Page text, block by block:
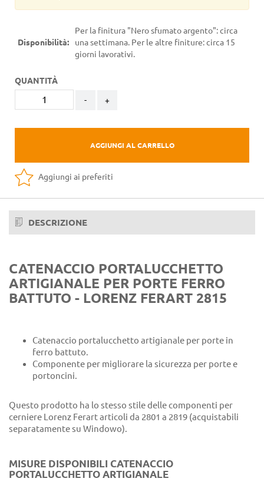
Disponibilità:
Per la finitura "Nero sfumato argento": circa
una settimana. Per le altre finiture: circa 15
giorni lavorativi.
QUANTITÀ
- +
AGGIUNGI AL CARRELLO
Aggiungi ai preferiti
DESCRIZIONE
CATENACCIO PORTALUCCHETTO
ARTIGIANALE PER PORTE FERRO
BATTUTO - LORENZ FERART 2815
Catenaccio portalucchetto artigianale per porte in
ferro battuto.
Componente per migliorare la sicurezza per porte e
portoncini.
Questo prodotto ha lo stesso stile delle componenti per
cerniere Lorenz Ferart articoli da 2801 a 2819 (acquistabili
separatamente su Windowo).
MISURE DISPONIBILI CATENACCIO
PORTALUCCHETTO ARTIGIANALE